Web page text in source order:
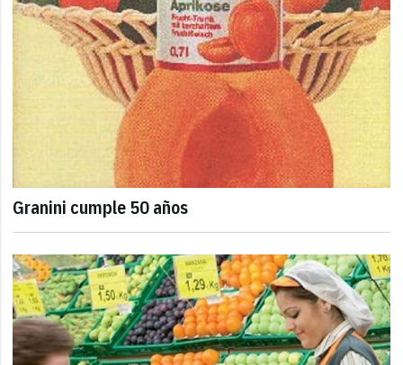
Granini cumple 50 años